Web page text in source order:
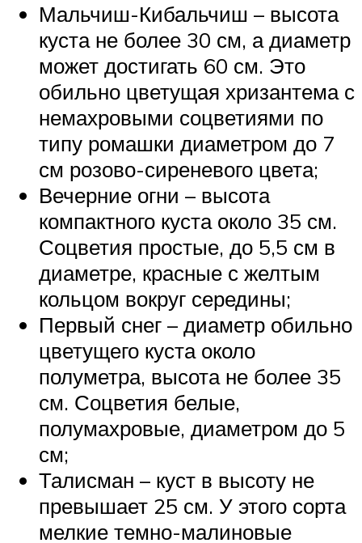
Мальчиш-Кибальчиш – высота
куста не более 30 см, а диаметр
может достигать 60 см. Это
обильно цветущая хризантема с
немахровыми соцветиями по
типу ромашки диаметром до 7
см розово-сиреневого цвета;
Вечерние огни – высота
компактного куста около 35 см.
Соцветия простые, до 5,5 см в
диаметре, красные с желтым
кольцом вокруг середины;
Первый снег – диаметр обильно
цветущего куста около
полуметра, высота не более 35
см. Соцветия белые,
полумахровые, диаметром до 5
см;
Талисман – куст в высоту не
превышает 25 см. У этого сорта
мелкие темно-малиновые